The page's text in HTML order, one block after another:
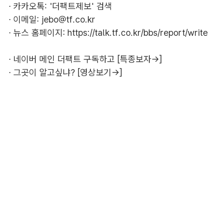
· 카카오톡: '더팩트제보' 검색
· 이메일: jebo@tf.co.kr
· 뉴스 홈페이지: https://talk.tf.co.kr/bbs/report/write
· 네이버 메인 더팩트 구독하고 [특종보자→]
· 그곳이 알고싶냐? [영상보기→]